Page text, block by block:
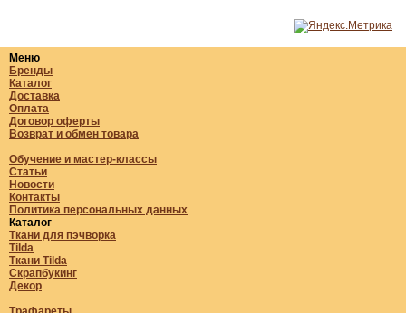
Меню
Бренды
Каталог
Доставка
Оплата
Договор оферты
Возврат и обмен товара
Обучение и мастер-классы
Статьи
Новости
Контакты
Политика персональных данных
Каталог
Ткани для пэчворка
Tilda
Ткани Tilda
Скрапбукинг
Декор